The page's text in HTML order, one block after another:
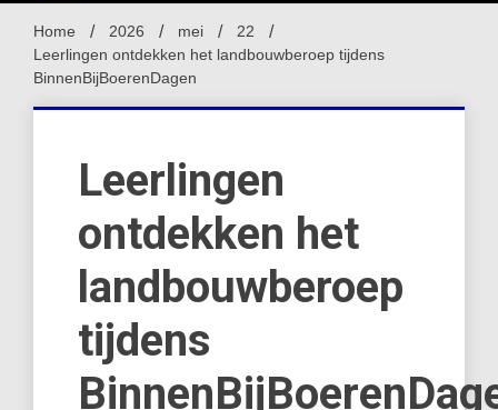
Home 2026 mei
22
Leerlingen ontdekken het landbouwberoep tijdens
BinnenBijBoerenDagen
Leerlingen
ontdekken het
landbouwberoep
tijdens